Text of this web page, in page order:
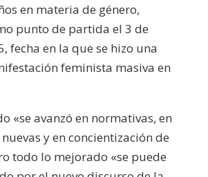
en materia de género,
punto de partida el 3 de
fecha en la que se hizo una
feminista masiva en
«se avanzó en normativas, en
y en concientización de
todo lo mejorado «se puede